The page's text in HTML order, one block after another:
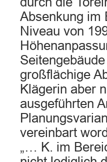
Absenkung im
Niveau von
großflächige
Klägerin aber
ausgeführten
vereinbart
„… K. im